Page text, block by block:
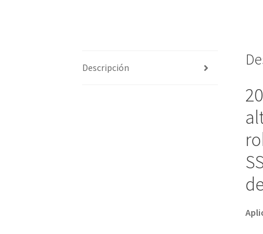
Descripción